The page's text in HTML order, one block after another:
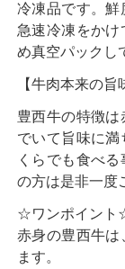
冷凍品です。鮮
急速冷凍をか
め真空パックし
【牛肉本来の旨
豊西牛の特徴
でいて旨味に
くらでも食べ
の方は是非一度
☆ワンポイント
赤身の豊西牛は
ます。